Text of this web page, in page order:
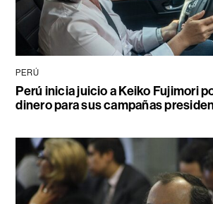
PERÚ
Perú inicia juicio a Keiko Fujimori
dinero para sus campañas